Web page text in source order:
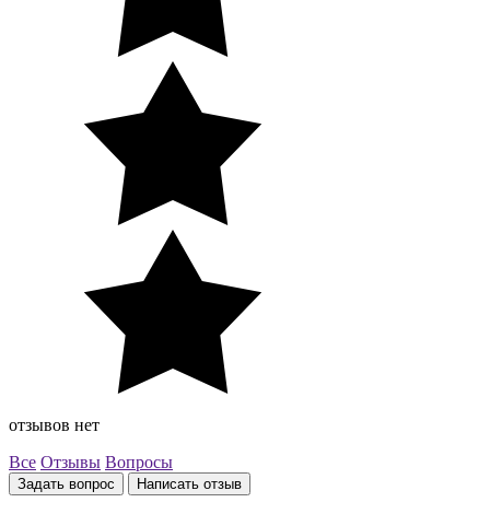
отзывов нет
Все Отзывы Вопросы
Задать вопрос Написать отзыв